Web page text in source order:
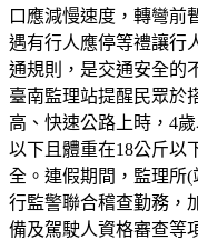
口應減慢速度，轉彎前
遇有行人應停等禮讓行
通規則，是交通安全的
臺南監理站提醒民眾於
高、快速公路上時，4
以下且體重在18公斤以
全。連假期間，監理所
行監警聯合稽查勤務，
備及駕駛人資格審查等